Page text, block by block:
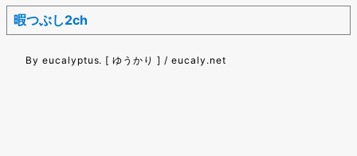
暇つぶし2ch
By eucalyptus. [ ゆうかり ] / eucaly.net